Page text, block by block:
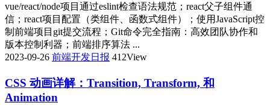
vue/react/node项目通过eslint检查语法规范；react父子组件通
信；react项目配置（类组件、函数式组件）；使用JavaScript控
制前端项目git提交流程；Git命令完全指南：高效团队协作和
版本控制利器；前端排序算法 ...
2023-09-26 前端开发日报 412View
CSS 动画详解：Transition, Transform, 和
Animation